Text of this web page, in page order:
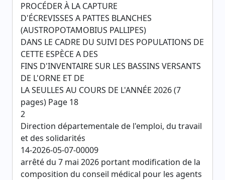
PROCÉDER À LA CAPTURE
D'ÉCREVISSES A PATTES BLANCHES
(AUSTROPOTAMOBIUS PALLIPES)
DANS LE CADRE DU SUIVI DES POPULATIONS DE
CETTE ESPÈCE A DES
FINS D'INVENTAIRE SUR LES BASSINS VERSANTS
DE L'ORNE ET DE
LA SEULLES AU COURS DE L'ANNÉE 2026 (7
pages) Page 18
2
Direction départementale de l'emploi, du travail
et des solidarités
14-2026-05-07-00009
arrêté du 7 mai 2026 portant modification de la
composition du conseil médical pour les agents